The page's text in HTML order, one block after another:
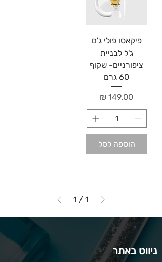
פיקאסו פולי ג'ם
ג'ל לבניית
ציפורניים- שקוף
60 גרם
מחיר
הוספה לסל
1
/
1
ניווט באתר